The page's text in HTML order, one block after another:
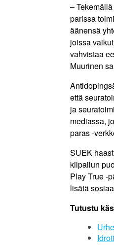
–
parissa
äänensä
joissa
vahvistaa
Muurinen
että
ja
mediassa,
paras -
SUEK
kilpailun
Play True -
lisätä
Tutustu